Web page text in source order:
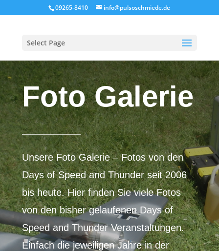
09265-8410 info@pulsoschmiede.de
Select Page
Foto Galerie
Unsere Foto Galerie – Fotos von den
Days of Speed and Thunder seit 2006
bis heute. Hier finden Sie viele Fotos
von den bisher gelaufenen Days of
Speed and Thunder Veranstaltungen.
Einfach die jeweiligen Jahre in der